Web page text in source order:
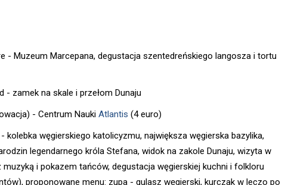
- Muzeum Marcepana, degustacja szentedreńskiego langosza i tortu
- zamek na skale i przełom Dunaju
- Centrum Nauki Atlantis (4 euro)
kolebka węgierskiego katolicyzmu, największa węgierska bazylika,
legendarnego króla Stefana, widok na zakole Dunaju, wizyta w
muzyką i pokazem tańców, degustacja węgierskiej kuchni i folkloru
proponowane menu: zupa - gulasz węgierski, kurczak w leczo po